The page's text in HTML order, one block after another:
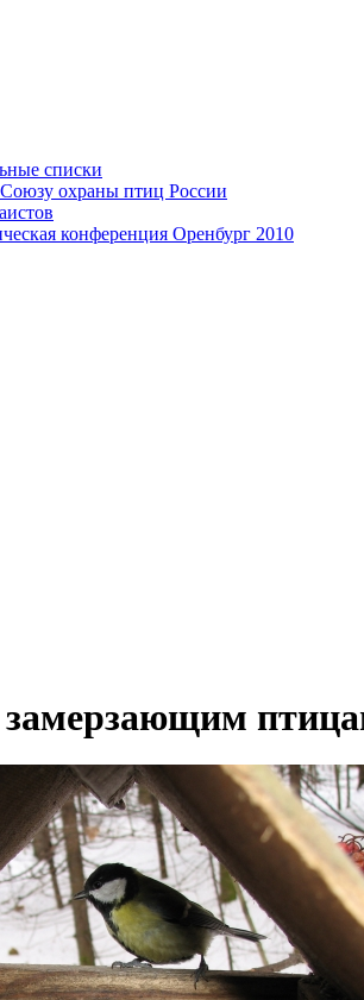
списки
охраны птиц России
конференция Оренбург 2010